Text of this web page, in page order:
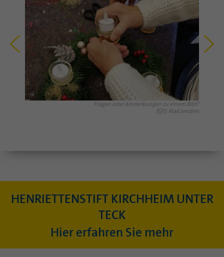
Fragen oder Anmerkungen zu einem Bild?
E-Mail senden
HENRIETTENSTIFT KIRCHHEIM UNTER
TECK
Hier erfahren Sie mehr